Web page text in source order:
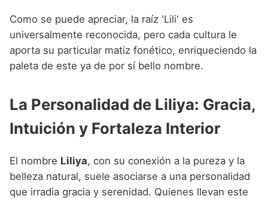
Como se puede apreciar, la raíz 'Lili' es
universalmente reconocida, pero cada cultura le
aporta su particular matiz fonético, enriqueciendo la
paleta de este ya de por sí bello nombre.
La Personalidad de Liliya: Gracia,
Intuición y Fortaleza Interior
El nombre Liliya, con su conexión a la pureza y la
belleza natural, suele asociarse a una personalidad
que irradia gracia y serenidad. Quienes llevan este